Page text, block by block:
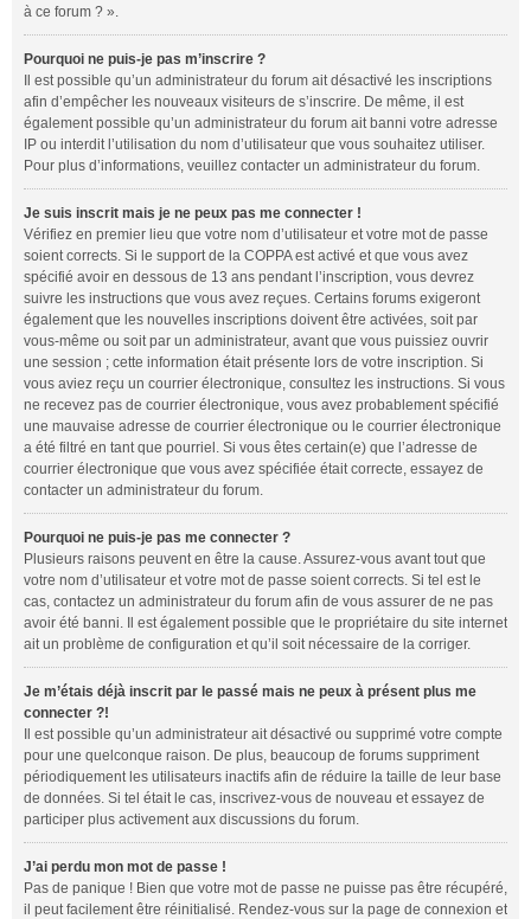
à ce forum ? ».
Pourquoi ne puis-je pas m’inscrire ?
Il est possible qu’un administrateur du forum ait désactivé les inscriptions
afin d’empêcher les nouveaux visiteurs de s’inscrire. De même, il est
également possible qu’un administrateur du forum ait banni votre adresse
IP ou interdit l’utilisation du nom d’utilisateur que vous souhaitez utiliser.
Pour plus d’informations, veuillez contacter un administrateur du forum.
Je suis inscrit mais je ne peux pas me connecter !
Vérifiez en premier lieu que votre nom d’utilisateur et votre mot de passe
soient corrects. Si le support de la COPPA est activé et que vous avez
spécifié avoir en dessous de 13 ans pendant l’inscription, vous devrez
suivre les instructions que vous avez reçues. Certains forums exigeront
également que les nouvelles inscriptions doivent être activées, soit par
vous-même ou soit par un administrateur, avant que vous puissiez ouvrir
une session ; cette information était présente lors de votre inscription. Si
vous aviez reçu un courrier électronique, consultez les instructions. Si vous
ne recevez pas de courrier électronique, vous avez probablement spécifié
une mauvaise adresse de courrier électronique ou le courrier électronique
a été filtré en tant que pourriel. Si vous êtes certain(e) que l’adresse de
courrier électronique que vous avez spécifiée était correcte, essayez de
contacter un administrateur du forum.
Pourquoi ne puis-je pas me connecter ?
Plusieurs raisons peuvent en être la cause. Assurez-vous avant tout que
votre nom d’utilisateur et votre mot de passe soient corrects. Si tel est le
cas, contactez un administrateur du forum afin de vous assurer de ne pas
avoir été banni. Il est également possible que le propriétaire du site internet
ait un problème de configuration et qu’il soit nécessaire de la corriger.
Je m’étais déjà inscrit par le passé mais ne peux à présent plus me
connecter ?!
Il est possible qu’un administrateur ait désactivé ou supprimé votre compte
pour une quelconque raison. De plus, beaucoup de forums suppriment
périodiquement les utilisateurs inactifs afin de réduire la taille de leur base
de données. Si tel était le cas, inscrivez-vous de nouveau et essayez de
participer plus activement aux discussions du forum.
J’ai perdu mon mot de passe !
Pas de panique ! Bien que votre mot de passe ne puisse pas être récupéré,
il peut facilement être réinitialisé. Rendez-vous sur la page de connexion et